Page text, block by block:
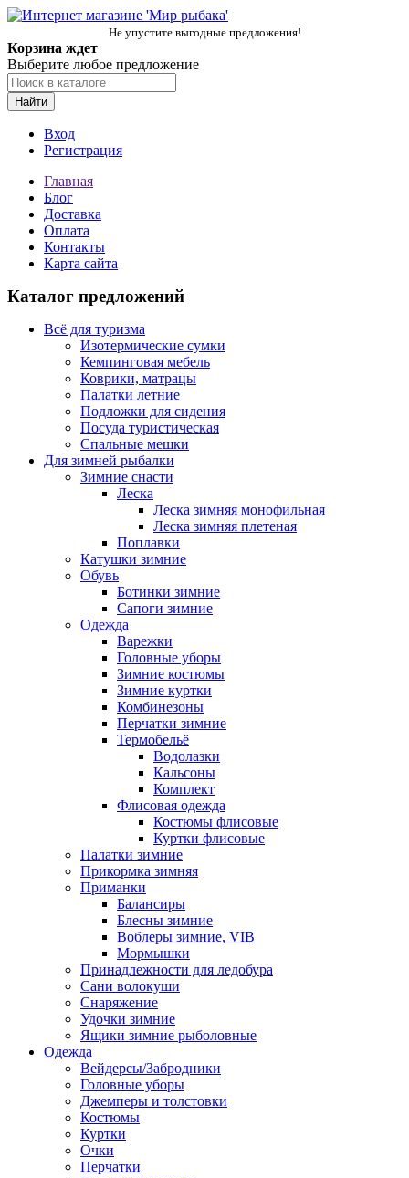
Не упустите выгодные предложения!
Корзина ждет
Выберите любое предложение
Найти
Вход
Регистрация
Главная
Блог
Доставка
Оплата
Контакты
Карта сайта
Каталог предложений
Всё для туризма
Изотермические сумки
Кемпинговая мебель
Коврики, матрацы
Палатки летние
Подложки для сидения
Посуда туристическая
Спальные мешки
Для зимней рыбалки
Зимние снасти
Леска
Леска зимняя монофильная
Леска зимняя плетеная
Поплавки
Катушки зимние
Обувь
Ботинки зимние
Сапоги зимние
Одежда
Варежки
Головные уборы
Зимние костюмы
Зимние куртки
Комбинезоны
Перчатки зимние
Термобельё
Водолазки
Кальсоны
Комплект
Флисовая одежда
Костюмы флисовые
Куртки флисовые
Палатки зимние
Прикормка зимняя
Приманки
Балансиры
Блесны зимние
Воблеры зимние, VIB
Мормышки
Принадлежности для ледобура
Сани волокуши
Снаряжение
Удочки зимние
Ящики зимние рыболовные
Одежда
Вейдерсы/Забродники
Головные уборы
Джемперы и толстовки
Костюмы
Куртки
Очки
Перчатки